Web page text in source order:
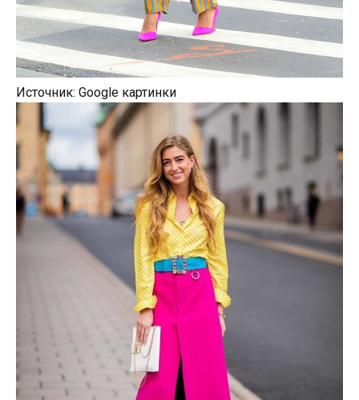
Источник: Google картинки